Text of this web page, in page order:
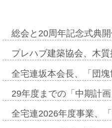
総会と20周年記念式典
プレハブ建築協会、木
全宅連坂本会長、「団
29年度までの「中期計
全宅連2026年度事業、